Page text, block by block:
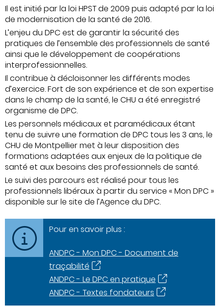
Il est initié par la loi HPST de 2009 puis adapté par la loi
de modernisation de la santé de 2016.
L’enjeu du DPC est de garantir la sécurité des
pratiques de l’ensemble des professionnels de santé
ainsi que le développement de coopérations
interprofessionnelles.
Il contribue à décloisonner les différents modes
d’exercice. Fort de son expérience et de son expertise
dans le champ de la santé, le CHU a été enregistré
organisme de DPC.
Les personnels médicaux et paramédicaux étant
tenu de suivre une formation de DPC tous les 3 ans, le
CHU de Montpellier met à leur disposition des
formations adaptées aux enjeux de la politique de
santé et aux besoins des professionnels de santé.
Le suivi des parcours est réalisé pour tous les
professionnels libéraux à partir du service « Mon DPC »
disponible sur le site de l’Agence du DPC.
Pour en savoir plus :
ANDPC - Mon DPC - Document de
traçabilité
ANDPC - Le DPC en pratique
ANDPC - Textes fondateurs